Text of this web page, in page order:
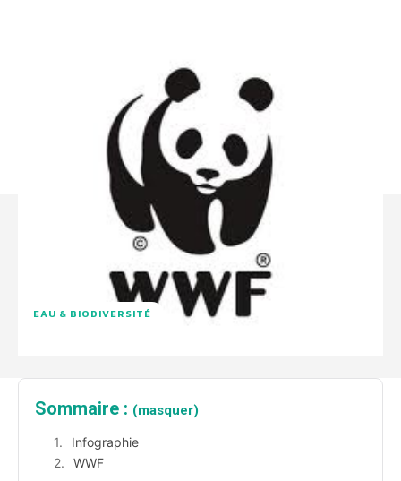
EAU & BIODIVERSITÉ
Sommaire : (masquer)
Infographie
WWF